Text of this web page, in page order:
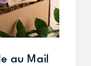
au Mail